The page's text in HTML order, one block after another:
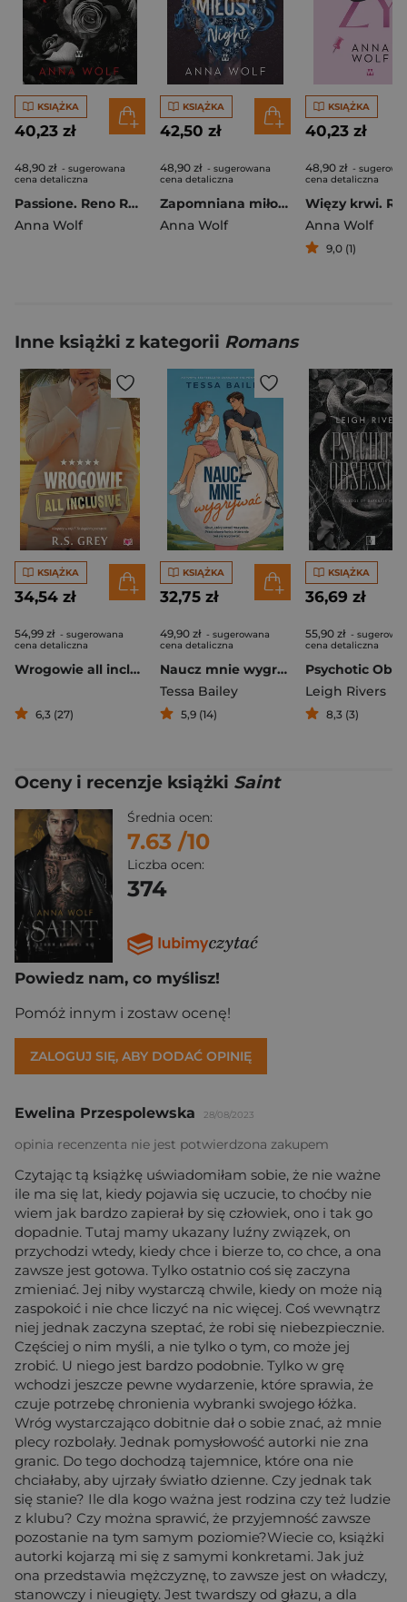
KSIĄŻKA
40,23 zł
48,90 zł - sugerowana
cena detaliczna
Passione. Reno Renado
Anna Wolf
KSIĄŻKA
42,50 zł
48,90 zł - sugerowana
cena detaliczna
Zapomniana miłość. Night. Black Angels MC. Tom 2
Anna Wolf
KSIĄŻKA
40,23 zł
48,90 zł -
cena detaliczna
Anna Wolf
9,0 (1)
Inne książki z kategorii Romans
KSIĄŻKA
34,54 zł
54,99 zł - sugerowana
cena detaliczna
Wrogowie all inclusive
6,3 (27)
KSIĄŻKA
32,75 zł
49,90 zł - sugerowana
cena detaliczna
Naucz mnie wygrywać
Tessa Bailey
5,9 (14)
KSIĄŻKA
36,69 zł
55,90 zł -
cena detaliczna
Leigh Rivers
8,3 (3)
Oceny i recenzje książki Saint
Średnia ocen:
7.63 /10
Liczba ocen:
374
Powiedz nam, co myślisz!
Pomóż innym i zostaw ocenę!
ZALOGUJ SIĘ, ABY DODAĆ OPINIĘ
Ewelina Przespolewska 28/08/2023
opinia recenzenta nie jest potwierdzona zakupem
Czytając tą książkę uświadomiłam sobie, że nie ważne
ile ma się lat, kiedy pojawia się uczucie, to choćby nie
wiem jak bardzo zapierał by się człowiek, ono i tak go
dopadnie. Tutaj mamy ukazany luźny związek, on
przychodzi wtedy, kiedy chce i bierze to, co chce, a ona
zawsze jest gotowa. Tylko ostatnio coś się zaczyna
zmieniać. Jej niby wystarczą chwile, kiedy on może nią
zaspokoić i nie chce liczyć na nic więcej. Coś wewnątrz
niej jednak zaczyna szeptać, że robi się niebezpiecznie.
Częściej o nim myśli, a nie tylko o tym, co może jej
zrobić. U niego jest bardzo podobnie. Tylko w grę
wchodzi jeszcze pewne wydarzenie, które sprawia, że
czuje potrzebę chronienia wybranki swojego łóżka.
Wróg wystarczająco dobitnie dał o sobie znać, aż mnie
plecy rozbolały. Jednak pomysłowość autorki nie zna
granic. Do tego dochodzą tajemnice, które ona nie
chciałaby, aby ujrzały światło dzienne. Czy jednak tak
się stanie? Ile dla kogo ważna jest rodzina czy też ludzie
z klubu? Czy można sprawić, że przyjemność zawsze
pozostanie na tym samym poziomie?Wiecie co, książki
autorki kojarzą mi się z samymi konkretami. Jak już
ona przedstawia mężczyznę, to zawsze jest on władczy,
stanowczy i nieugięty. Jest twardszy od głazu, a dla